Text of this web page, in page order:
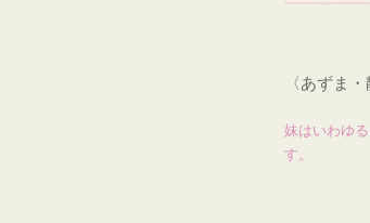
〈あずま
妹はいわゆ
す。